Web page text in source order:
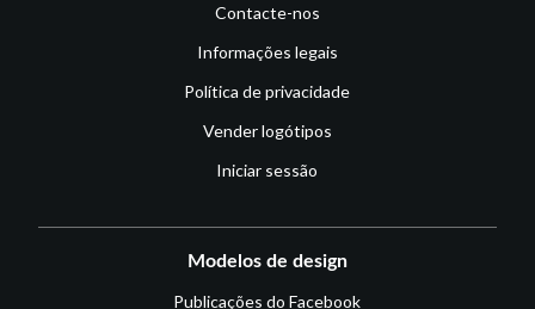
Contacte-nos
Informações legais
Política de privacidade
Vender logótipos
Iniciar sessão
Modelos de design
Publicações do Facebook